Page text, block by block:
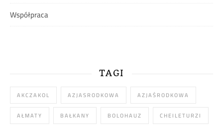
Współpraca
TAGI
AKCZAKOL AZJASRODKOWA AZJAŚRODKOWA
AŁMATY BAŁKANY BOLOHAUZ CHEILETURZI